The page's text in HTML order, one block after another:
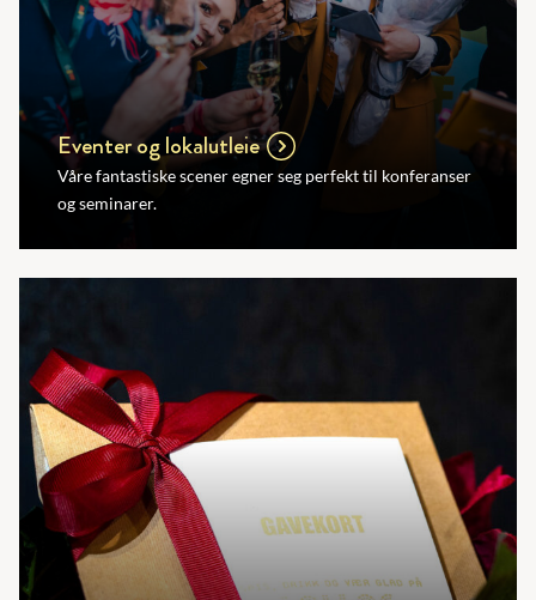
Eventer og lokalutleie
Våre fantastiske scener egner seg perfekt til konferanser
og seminarer.